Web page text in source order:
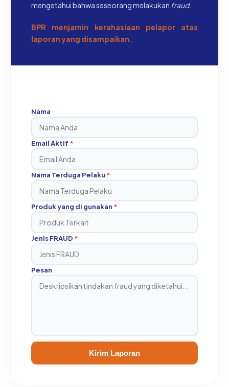
mengetahui bahwa seseorang melakukan fraud.
BPR menjamin kerahasiaan pelapor atas
laporan yang disampaikan.
Nama
Email Aktif *
Nama Terduga Pelaku *
Produk yang di gunakan *
Jenis FRAUD *
Pesan
Kirim Laporan